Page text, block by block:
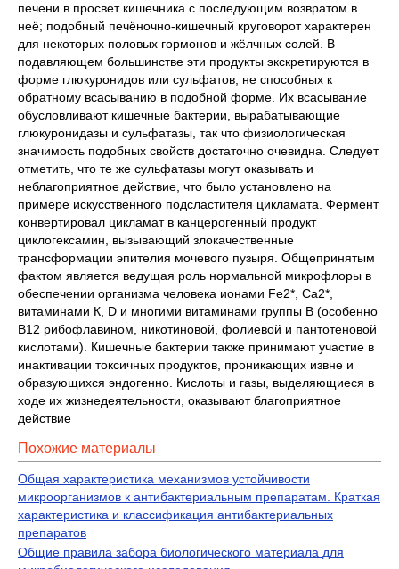
печени в просвет кишечника с последующим возвратом в
неё; подобный печёночно-кишечный круговорот характерен
для некоторых половых гормонов и жёлчных солей. В
подавляющем большинстве эти продукты экскретируются в
форме глюкуронидов или сульфатов, не способных к
обратному всасыванию в подобной форме. Их всасывание
обусловливают кишечные бактерии, вырабатывающие
глюкуронидазы и сульфатазы, так что физиологическая
значимость подобных свойств достаточно очевидна. Следует
отметить, что те же сульфатазы могут оказывать и
неблагоприятное действие, что было установлено на
примере искусственного подсластителя цикламата. Фермент
конвертировал цикламат в канцерогенный продукт
циклогексамин, вызывающий злокачественные
трансформации эпителия мочевого пузыря. Общепринятым
фактом является ведущая роль нормальной микрофлоры в
обеспечении организма человека ионами Fe2*, Ca2*,
витаминами К, D и многими витаминами группы В (особенно
В12 рибофлавином, никотиновой, фолиевой и пантотеновой
кислотами). Кишечные бактерии также принимают участие в
инактивации токсичных продуктов, проникающих извне и
образующихся эндогенно. Кислоты и газы, выделяющиеся в
ходе их жизнедеятельности, оказывают благоприятное
действие
Похожие материалы
Общая характеристика механизмов устойчивости
микроорганизмов к антибактериальным препаратам. Краткая
характеристика и классификация антибактериальных
препаратов
Общие правила забора биологического материала для